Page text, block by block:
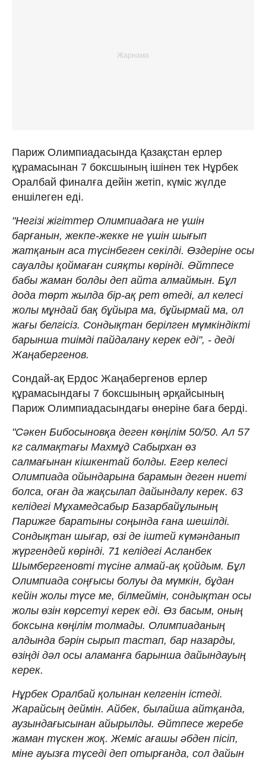
Париж Олимпиадасында Қазақстан ерлер
құрамасынан 7 боксшының ішінен тек Нұрбек
Оралбай финалға дейін жетіп, күміс жүлде
еншілеген еді.
"Негізі жігіттер Олимпиадаға не үшін
барғанын, жекпе-жекке не үшін шығып
жатқанын аса түсінбеген секілді. Өздеріне осы
сауалды қоймаған сияқты көрінді. Әйтпесе
бабы жаман болды деп айта алмаймын. Бұл
дода төрт жылда бір-ақ рет өтеді, ал келесі
жолы мұндай бақ бұйыра ма, бұйырмай ма, ол
жағы белгісіз. Сондықтан берілген мүмкіндікті
барынша тиімді пайдалану керек еді", - деді
Жаңабергенов.
Сондай-ақ Ердос Жаңабергенов ерлер
құрамасындағы 7 боксшының әрқайсының
Париж Олимпиадасындағы өнеріне баға берді.
"Сәкен Бибосыновқа деген көңілім 50/50. Ал 57
кг салмақтағы Махмұд Сабырхан өз
салмағынан кішкентай болды. Егер келесі
Олимпиада ойындарына барамын деген ниеті
болса, оған да жақсылап дайындалу керек. 63
келідегі Мұхамедсабыр Базарбайұлының
Парижге баратыны соңында ғана шешілді.
Сондықтан шығар, өзі де іштей күмәнданып
жүргендей көрінді. 71 келідегі Асланбек
Шымбергеновті түсіне алмай-ақ қойдым. Бұл
Олимпиада соңғысы болуы да мүмкін, бұдан
кейін жолы түсе ме, білмеймін, сондықтан осы
жолы өзін көрсетуі керек еді. Өз басым, оның
боксына көңілім толмады. Олимпиаданың
алдында бәрін сырып тастап, бар назарды,
өзіңді дәл осы аламанға барынша дайындауың
керек.
Нұрбек Оралбай қолынан келгенін істеді.
Жарайсың деймін. Айбек, былайша айтқанда,
аузындағысынан айырылды. Әйтпесе жеребе
жаман түскен жоқ. Жеміс ағашы әбден пісіп,
міне ауызға түседі деп отырғанда, сол дайын